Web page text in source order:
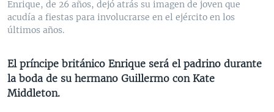
VENEZUELA
BRASIL
NICARAGUA
ECONOMÍA
ENTRETENIMIENTO Y CULTURA
DEPORTES
CIENCIA Y SALUD
MULTIMEDIA
VIDEOS
AUDIOS
PROGRAMAS TV
FORO INTERAMERICANO
VISIÓN 360
AVANCE INFORMATIVO
AUDIONOTICIAS
DIRECT
DOCUMENTALES DE LA VOA
Enrique, de 26 años, dejó atrás su imagen de joven que
acudía a fiestas para involucrarse en el ejército en los
últimos años.
El príncipe británico Enrique será el padrino durante
la boda de su hermano Guillermo con Kate
Middleton.